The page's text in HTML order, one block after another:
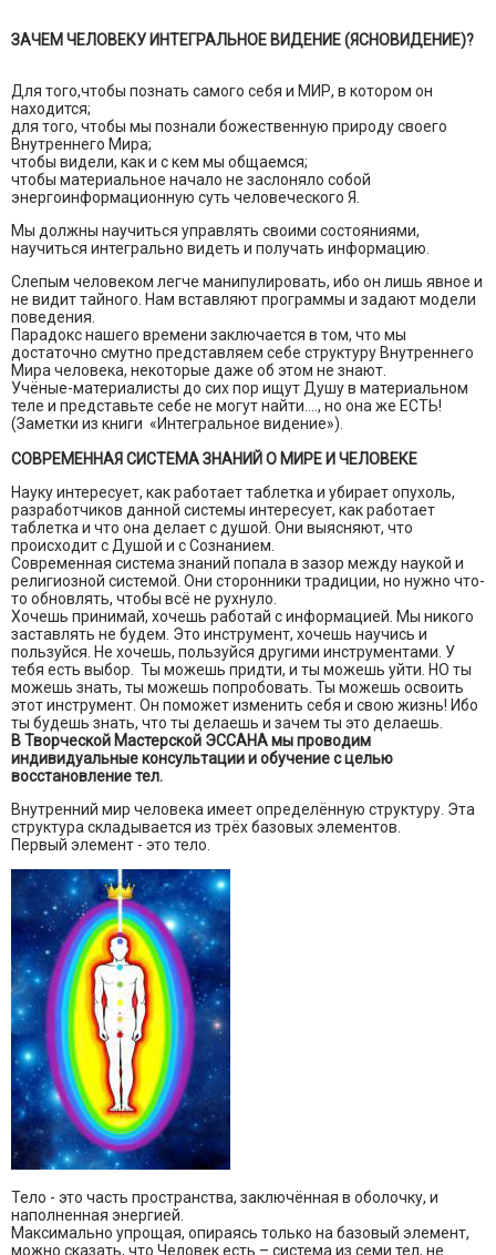
ЗАЧЕМ ЧЕЛОВЕКУ ИНТЕГРАЛЬНОЕ ВИДЕНИЕ (ЯСНОВИДЕНИЕ)?
Для того,чтобы познать самого себя и МИР, в котором он
находится;
для того, чтобы мы познали божественную природу своего
Внутреннего Мира;
чтобы видели, как и с кем мы общаемся;
чтобы материальное начало не заслоняло собой
энергоинформационную суть человеческого Я.
Мы должны научиться управлять своими состояниями,
научиться интегрально видеть и получать информацию.
Слепым человеком легче манипулировать, ибо он лишь явное и
не видит тайного. Нам вставляют программы и задают модели
поведения.
Парадокс нашего времени заключается в том, что мы
достаточно смутно представляем себе структуру Внутреннего
Мира человека, некоторые даже об этом не знают.
Учёные-материалисты до сих пор ищут Душу в материальном
теле и представьте себе не могут найти…., но она же ЕСТЬ!
(Заметки из книги «Интегральное видение»).
СОВРЕМЕННАЯ СИСТЕМА ЗНАНИЙ О МИРЕ И ЧЕЛОВЕКЕ
Науку интересует, как работает таблетка и убирает опухоль,
разработчиков данной системы интересует, как работает
таблетка и что она делает с душой. Они выясняют, что
происходит с Душой и с Сознанием.
Современная система знаний попала в зазор между наукой и
религиозной системой. Они сторонники традиции, но нужно что-
то обновлять, чтобы всё не рухнуло.
Хочешь принимай, хочешь работай с информацией. Мы никого
заставлять не будем. Это инструмент, хочешь научись и
пользуйся. Не хочешь, пользуйся другими инструментами. У
тебя есть выбор. Ты можешь придти, и ты можешь уйти. НО ты
можешь знать, ты можешь попробовать. Ты можешь освоить
этот инструмент. Он поможет изменить себя и свою жизнь! Ибо
ты будешь знать, что ты делаешь и зачем ты это делаешь.
В Творческой Мастерской ЭССАНА мы проводим
индивидуальные консультации и обучение с целью
восстановление тел.
Внутренний мир человека имеет определённую структуру. Эта
структура складывается из трёх базовых элементов.
Первый элемент - это тело.
Тело - это часть пространства, заключённая в оболочку, и
наполненная энергией.
Максимально упрощая, опираясь только на базовый элемент,
можно сказать, что Человек есть – система из семи тел, не